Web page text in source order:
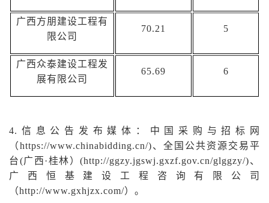
广西方朋建设工程有
限公司
70.21 5
广西众泰建设工程发
展有限公司
65.69 6
4. 信息公告发布媒体：中国采购与招标网
（https://www.chinabidding.cn/)、全国公共资源交易平
台(广西·桂林）(http://ggzy.jgswj.gxzf.gov.cn/glggzy/)、
广西恒基建设工程咨询有限公司
（http://www.gxhjzx.com/）。